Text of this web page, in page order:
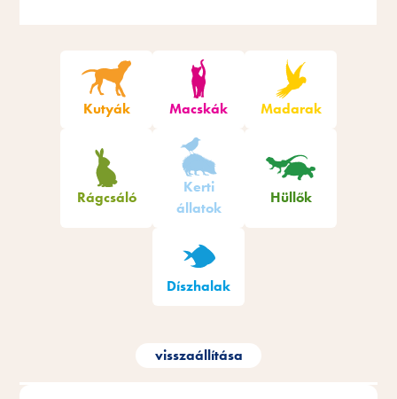
Kutyák Macskák Madarak
Rágcsáló
Kerti
állatok
Hüllők
Díszhalak
visszaállítása